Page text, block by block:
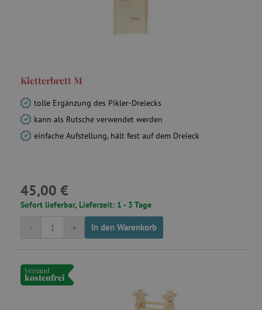
Kletterbrett M
tolle Ergänzung des Pikler-Dreiecks
kann als Rutsche verwendet werden
einfache Aufstellung, hält fest auf dem Dreieck
45,00 €
Sofort lieferbar, Lieferzeit: 1 - 3 Tage
+
- In den Warenkorb
Versand
kostenfrei